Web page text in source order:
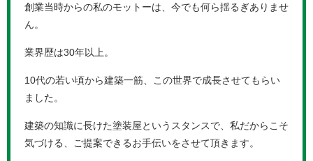
創業当時からの私のモットーは、今でも何ら揺るぎありませ
ん。
業界歴は30年以上。
10代の若い頃から建築一筋、この世界で成長させてもらい
ました。
建築の知識に長けた塗装屋というスタンスで、私だからこそ
気づける、ご提案できるお手伝いをさせて頂きます。